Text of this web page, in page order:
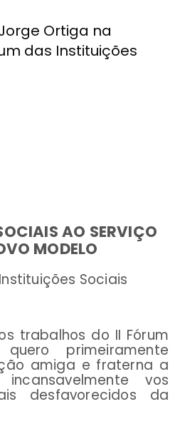
Ortiga na
das Instituições
AO SERVIÇO
MODELO
Sociais
trabalhos do II Fórum
primeiramente
amiga e fraterna a
vos
desfavorecidos da